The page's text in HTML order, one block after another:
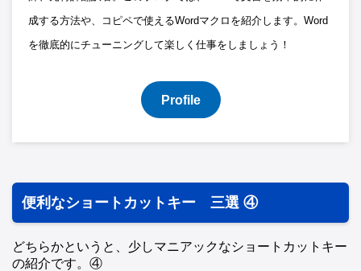
成する方法や、コピペで使えるWordマクロを紹介します。Word
を徹底的にチューニングして楽しく仕事をしましょう！
Profile
便利なショートカットキー 三選 ④
どちらかというと、少しマニアックなショートカットキー
の紹介です。④